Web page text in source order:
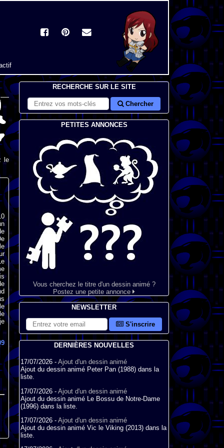
le
RECHERCHE SUR LE SITE
Chercher
PETITES ANNONCES
Vous cherchez le titre d'un dessin animé ?
Postez une petite annonce
NEWSLETTER
S'inscrire
DERNIÈRES NOUVELLES
17/07/2026 - Ajout d'un dessin animé
Ajout du dessin animé Peter Pan (1988) dans la
liste.
17/07/2026 - Ajout d'un dessin animé
Ajout du dessin animé Le Bossu de Notre-Dame
(1996) dans la liste.
17/07/2026 - Ajout d'un dessin animé
Ajout du dessin animé Vic le Viking (2013) dans la
liste.